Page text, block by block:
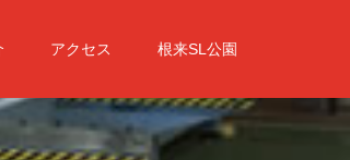
アクセス 根来SL公園